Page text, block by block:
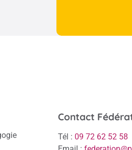
Contact
Tél : 09 72 62 52 58